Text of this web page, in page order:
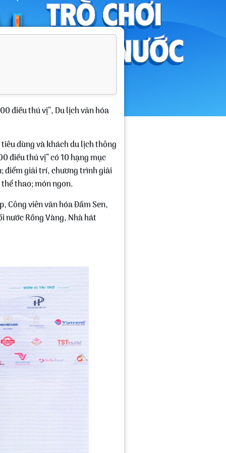
điều thú vị”, Du lịch văn hóa
dùng và khách du lịch thông
điều thú vị” có 10 hạng mục
điểm giải trí, chương trình giải
thao; món ngon.
Công viên văn hóa Đầm Sen,
nước Rồng Vàng, Nhà hát